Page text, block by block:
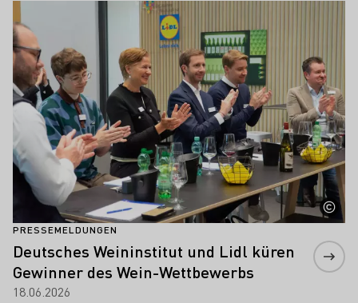
PRESSEMELDUNGEN
Deutsches Weininstitut und Lidl küren
Gewinner des Wein-Wettbewerbs
18.06.2026
Mehr erfahren